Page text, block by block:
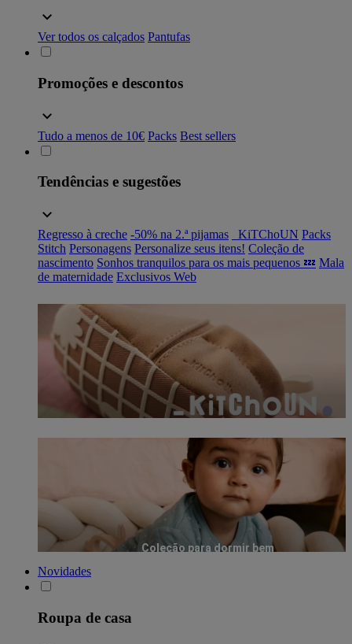
Ver todos os calçados Pantufas
Promoções e descontos
Tudo a menos de 10€ Packs Best sellers
Tendências e sugestões
Regresso à creche -50% na 2.ª pijamas _KiTChoUN Packs
Stitch Personagens Personalize seus itens! Coleção de
nascimento Sonhos tranquilos para os mais pequenos 💤 Mala
de maternidade Exclusivos Web
Coleção para dormir bem
Novidades
Roupa de casa